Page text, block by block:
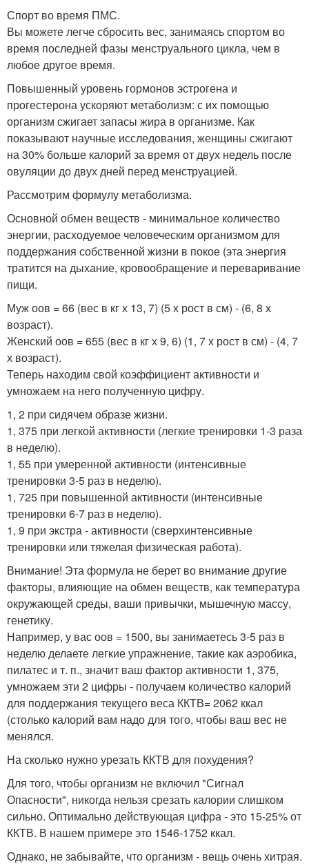
Спорт во время ПМС.
Вы можете легче сбросить вес, занимаясь спортом во
время последней фазы менструального цикла, чем в
любое другое время.
Повышенный уровень гормонов эстрогена и
прогестерона ускоряют метаболизм: с их помощью
организм сжигает запасы жира в организме. Как
показывают научные исследования, женщины сжигают
на 30% больше калорий за время от двух недель после
овуляции до двух дней перед менструацией.
Рассмотрим формулу метаболизма.
Основной обмен веществ - минимальное количество
энергии, расходуемое человеческим организмом для
поддержания собственной жизни в покое (эта энергия
тратится на дыхание, кровообращение и переваривание
пищи.
Муж оов = 66 (вес в кг х 13, 7) (5 х рост в см) - (6, 8 х
возраст).
Женский оов = 655 (вес в кг х 9, 6) (1, 7 х рост в см) - (4, 7
х возраст).
Теперь находим свой коэффициент активности и
умножаем на него полученную цифру.
1, 2 при сидячем образе жизни.
1, 375 при легкой активности (легкие тренировки 1-3 раза
в неделю).
1, 55 при умеренной активности (интенсивные
тренировки 3-5 раз в неделю).
1, 725 при повышенной активности (интенсивные
тренировки 6-7 раз в неделю).
1, 9 при экстра - активности (сверхинтенсивные
тренировки или тяжелая физическая работа).
Внимание! Эта формула не берет во внимание другие
факторы, влияющие на обмен веществ, как температура
окружающей среды, ваши привычки, мышечную массу,
генетику.
Например, у вас оов = 1500, вы занимаетесь 3-5 раз в
неделю делаете легкие упражнение, такие как аэробика,
пилатес и т. п., значит ваш фактор активности 1, 375,
умножаем эти 2 цифры - получаем количество калорий
для поддержания текущего веса ККТВ= 2062 ккал
(столько калорий вам надо для того, чтобы ваш вес не
менялся.
На сколько нужно урезать ККТВ для похудения?
Для того, чтобы организм не включил "Сигнал
Опасности", никогда нельзя срезать калории слишком
сильно. Оптимально действующая цифра - это 15-25% от
ККТВ. В нашем примере это 1546-1752 ккал.
Однако, не забывайте, что организм - вещь очень хитрая.